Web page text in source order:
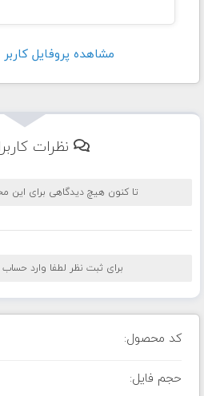
مشاهده پروفايل کاربر mihanmusic
نظرات
تا کنون هیچ دیدگاهی برای
برای ثبت نظر لطفا وارد
کد محصول:
حجم فایل: